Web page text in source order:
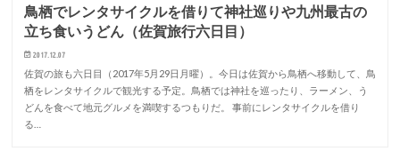
鳥栖でレンタサイクルを借りて神社巡りや九州最古の
立ち食いうどん（佐賀旅行六日目）
2017.12.07
佐賀の旅も六日目（2017年5月29日月曜）。今日は佐賀から鳥栖へ移動して、鳥
栖をレンタサイクルで観光する予定。鳥栖では神社を巡ったり、ラーメン、う
どんを食べて地元グルメを満喫するつもりだ。 事前にレンタサイクルを借り
る…